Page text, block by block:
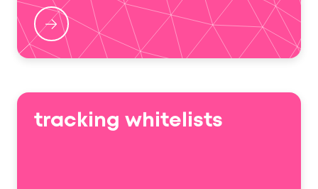
tracking whitelists